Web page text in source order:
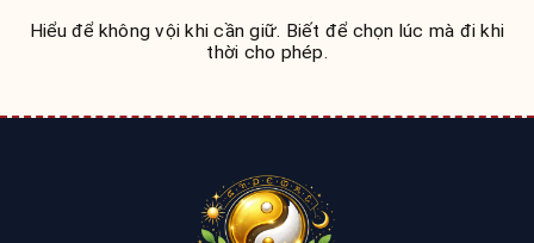
Hiểu để không vội khi cần giữ. Biết để chọn lúc mà đi khi
thời cho phép.